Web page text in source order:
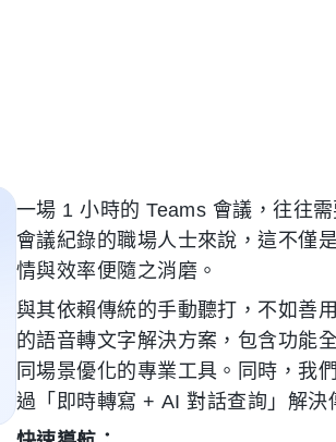
一場 1 小時的 Teams 會議，往往
會議紀錄的職場人士來說，這不僅
情與效率便隨之消磨。
與其依賴傳統的手動聽打，不如善
的語音轉文字解決方案，包含功能
同場景優化的專業工具。同時，我
過「即時轉寫 + AI 對話查詢」解決